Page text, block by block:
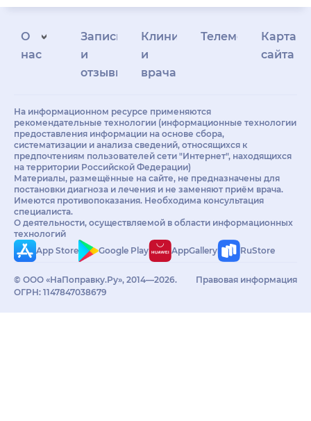
О
нас
Запись
и
отзывы
Клиникам
и
врачам
Телемедицина
Карта
сайта
На информационном ресурсе применяются
рекомендательные технологии (информационные технологии
предоставления информации на основе сбора,
систематизации и анализа сведений, относящихся к
предпочтениям пользователей сети "Интернет", находящихся
на территории Российской Федерации)
Материалы, размещённые на сайте, не предназначены для
постановки диагноза и лечения и не заменяют приём врача.
Имеются противопоказания. Необходима консультация
специалиста.
О деятельности, осуществляемой в области информационных
технологий
App Store
Google Play AppGallery RuStore
© ООО «НаПоправку.Ру», 2014—2026.
ОГРН: 1147847038679
Правовая информация